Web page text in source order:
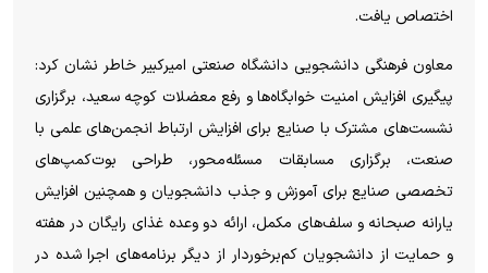
اختصاص یافت.
معاون فرهنگی دانشجویی دانشگاه صنعتی امیرکبیر خاطر نشان کرد:
پیگیری افزایش امنیت خوابگاه‌ها و رفع معضلات کوچه سعید، برگزاری
نشست‌های مشترک با صنایع برای افزایش ارتباط انجمن‌های علمی با
صنعت، برگزاری مسابقات مسئله‌محور، طراحی بوت‌کمپ‌های
تخصصی صنایع برای آموزش و جذب دانشجویان و همچنین افزایش
یارانه صبحانه و سلف‌های مکمل، ارائه دو وعده غذای رایگان در هفته
و حمایت از دانشجویان کم‌برخوردار از دیگر برنامه‌های اجرا شده در